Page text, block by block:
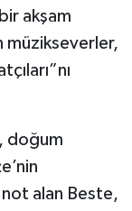
akşam
müzikseverler,
doğum
alan Beste,